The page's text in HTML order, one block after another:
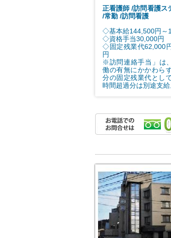
正看護師 訪問看護ス
常勤 訪問看護
◇基本給144,500円～
◇資格手当30,000円
◇固定残業代62,000
円
※訪問連絡手当」は
働の有無にかかわら
分の固定残業代とし
時間超過分は別途支給